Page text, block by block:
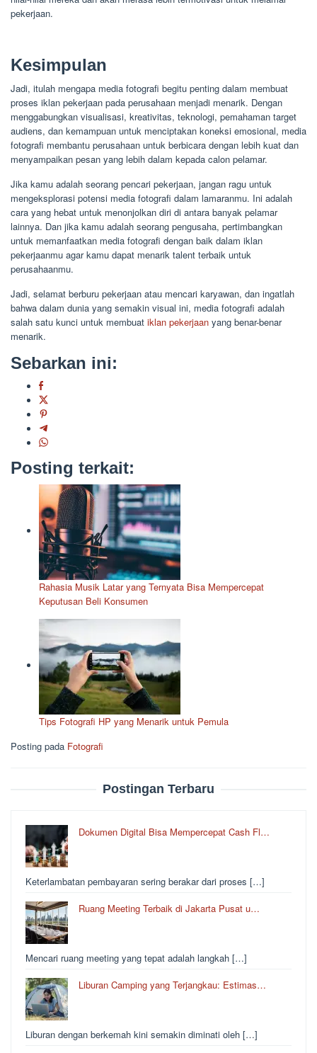
pekerjaan.
Kesimpulan
Jadi, itulah mengapa media fotografi begitu penting dalam membuat
proses iklan pekerjaan pada perusahaan menjadi menarik. Dengan
menggabungkan visualisasi, kreativitas, teknologi, pemahaman target
audiens, dan kemampuan untuk menciptakan koneksi emosional, media
fotografi membantu perusahaan untuk berbicara dengan lebih kuat dan
menyampaikan pesan yang lebih dalam kepada calon pelamar.
Jika kamu adalah seorang pencari pekerjaan, jangan ragu untuk
mengeksplorasi potensi media fotografi dalam lamaranmu. Ini adalah
cara yang hebat untuk menonjolkan diri di antara banyak pelamar
lainnya. Dan jika kamu adalah seorang pengusaha, pertimbangkan
untuk memanfaatkan media fotografi dengan baik dalam iklan
pekerjaanmu agar kamu dapat menarik talent terbaik untuk
perusahaanmu.
Jadi, selamat berburu pekerjaan atau mencari karyawan, dan ingatlah
bahwa dalam dunia yang semakin visual ini, media fotografi adalah
salah satu kunci untuk membuat iklan pekerjaan yang benar-benar
menarik.
Sebarkan ini:
Posting terkait:
Rahasia Musik Latar yang Ternyata Bisa Mempercepat
Keputusan Beli Konsumen
Tips Fotografi HP yang Menarik untuk Pemula
Posting pada Fotografi
Postingan Terbaru
Dokumen Digital Bisa Mempercepat Cash Fl…
Keterlambatan pembayaran sering berakar dari proses […]
Ruang Meeting Terbaik di Jakarta Pusat u…
Mencari ruang meeting yang tepat adalah langkah […]
Liburan Camping yang Terjangkau: Estimas…
Liburan dengan berkemah kini semakin diminati oleh […]